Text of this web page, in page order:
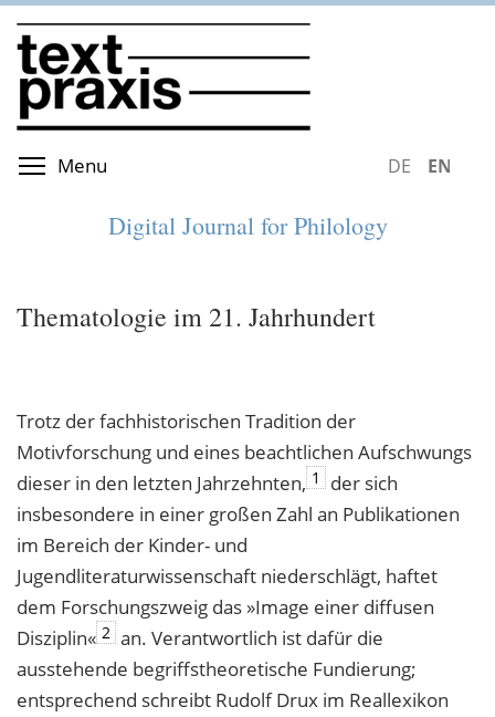
Skip
to
main
content
Menu DEUTSCH
Digital Journal for Philology
Thematologie im 21. Jahrhundert
Trotz der fachhistorischen Tradition der
Motivforschung und eines beachtlichen Aufschwungs
dieser in den letzten Jahrzehnten, 1
der sich
insbesondere in einer großen Zahl an Publikationen
im Bereich der Kinder- und
Jugendliteraturwissenschaft niederschlägt, haftet
dem Forschungszweig das »Image einer diffusen
Disziplin« 2 an. Verantwortlich ist dafür die
ausstehende begriffstheoretische Fundierung;
entsprechend schreibt Rudolf Drux im Reallexikon